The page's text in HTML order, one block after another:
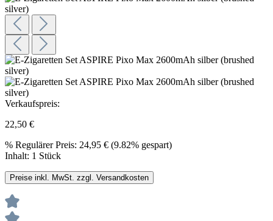
Verkaufspreis:
22,50 €
% Regulärer Preis: 24,95 € (9.82% gespart)
Inhalt: 1 Stück
Preise inkl. MwSt. zzgl. Versandkosten